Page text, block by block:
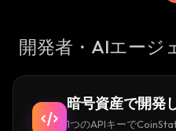
開発者・AIエージ
暗号資産で開発
1つのAPIキーで